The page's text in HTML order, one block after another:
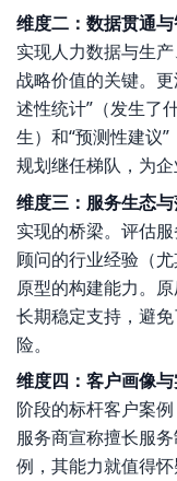
维度二：数据贯通与
实现人力数据与生
战略价值的关键。
述性统计”（发生了
生）和“预测性建议”
规划继任梯队，为企
维度三：服务生态与
实现的桥梁。评估
顾问的行业经验（
原型的构建能力。
长期稳定支持，避
险。
维度四：客户画像与
阶段的标杆客户案
服务商宣称擅长服
例，其能力就值得